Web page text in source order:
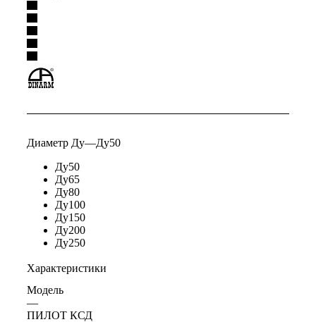
Диаметр Ду—Ду50
Ду50
Ду65
Ду80
Ду100
Ду150
Ду200
Ду250
Характеристики
Модель
—
ПИЛОТ КСД